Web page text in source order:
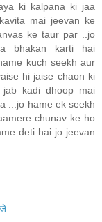
ki kalpana ki jaa
mai jeevan ke
ke taur par ..jo
bhakan karti hai
kuch seekh aur
hi jaise chaon ki
jab kadi dhoop mai
...jo hame ek seekh
chunav ke ho
deti hai jo jeevan